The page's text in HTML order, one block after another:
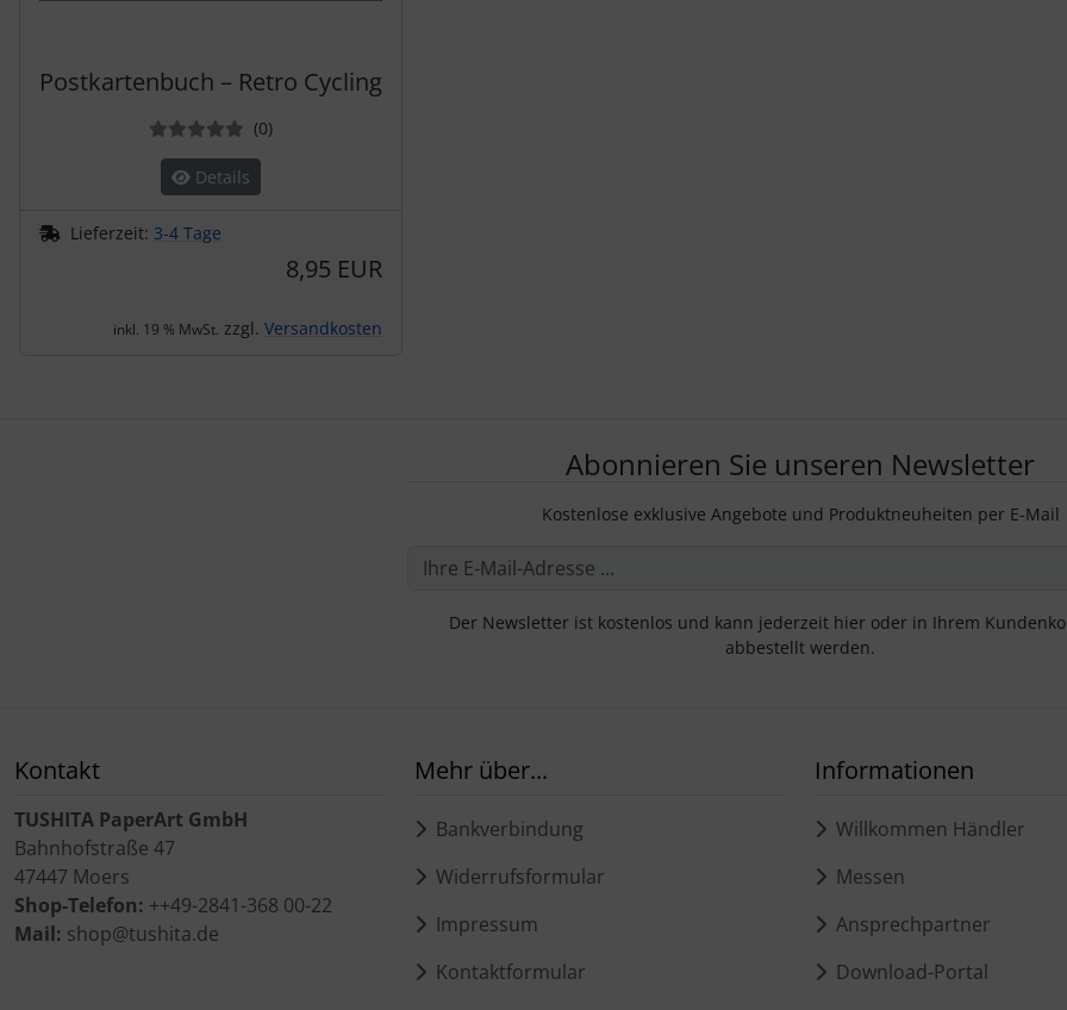
Postkartenbuch – Retro Cycling
(0Bewertungen
)
Details
Lieferzeit: 3-4 Tage
8,95 EUR
inkl. 19 % MwSt. zzgl. Versandkosten
Abonnieren Sie unseren Newsletter
Kostenlose exklusive Angebote und Produktneuheiten per E-Mail
Der Newsletter ist kostenlos und kann jederzeit hier oder in Ihrem
abbestellt werden.
Kontakt
TUSHITA PaperArt GmbH
Bahnhofstraße 47
47447 Moers
Shop-Telefon: ++49-2841-368 00-22
Mail: shop@tushita.de
Mehr über...
Bankverbindung
Widerrufsformular
Impressum
Kontaktformular
Informationen
Willkommen Händler
Messen
Ansprechpartner
Download-Portal